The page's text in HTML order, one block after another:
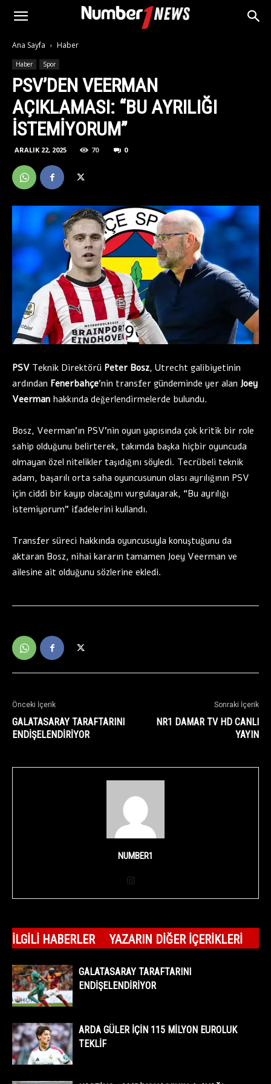
Ana Sayfa Haber
Haber Spor
PSV’DEN VEERMAN
AÇIKLAMASI: “BU AYRILIĞI
ISTEMIYORUM”
ARALIK 22, 2025 70 0
PSV Teknik Direktörü Peter Bosz, Utrecht galibiyetinin
ardından Fenerbahçe’nin transfer gündeminde yer alan Joey
Veerman hakkında değerlendirmelerde bulundu.
Bosz, Veerman’ın PSV’nin oyun yapısında çok kritik bir role
sahip olduğunu belirterek, takımda başka hiçbir oyuncuda
olmayan özel nitelikler taşıdığını söyledi. Tecrübeli teknik
adam, başarılı orta saha oyuncusunun olası ayrılığının PSV
için ciddi bir kayıp olacağını vurgulayarak, “Bu ayrılığı
istemiyorum” ifadelerini kullandı.
Transfer süreci hakkında oyuncusuyla konuştuğunu da
aktaran Bosz, nihai kararın tamamen Joey Veerman ve
ailesine ait olduğunu sözlerine ekledi.
Önceki İçerik
GALATASARAY TARAFTARINI
ENDİŞELENDİRİYOR
Sonraki İçerik
NR1 DAMAR TV HD CANLI
YAYIN
NUMBER1
İLGILI HABERLER YAZARIN DIĞER İÇERIKLERI
GALATASARAY TARAFTARINI
ENDİŞELENDİRİYOR
ARDA GÜLER İÇİN 115 MİLYON EUROLUK
TEKLİF